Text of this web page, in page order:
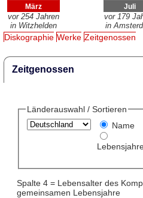
März
vor 254 Jahren
in Witzhelden
Juli
vor 179
in
Diskographie Werke Zeitgenossen
Zeitgenossen
Länderauswahl / Sortieren
Name
Spalte 4 = Lebensalter des
gemeinsamen Lebensjahre